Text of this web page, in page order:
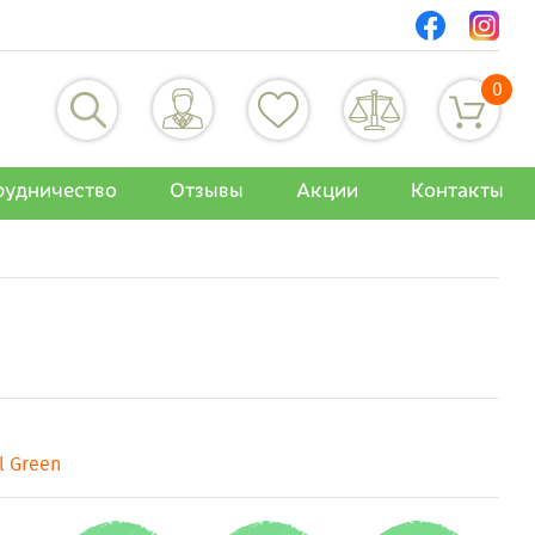
0
Отзывы Акции Контакты